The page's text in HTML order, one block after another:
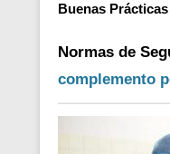
Buenas
Normas de
complemento